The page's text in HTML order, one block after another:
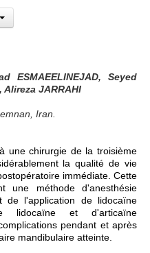
ESMAEELINEJAD, Seyed
Alireza JARRAHI
Iran.
une chirurgie de la troisième
la qualité de vie
immédiate. Cette
méthode d'anesthésie
de l'application de lidocaïne
lidocaïne et d'articaïne
pendant et après
mandibulaire atteinte.